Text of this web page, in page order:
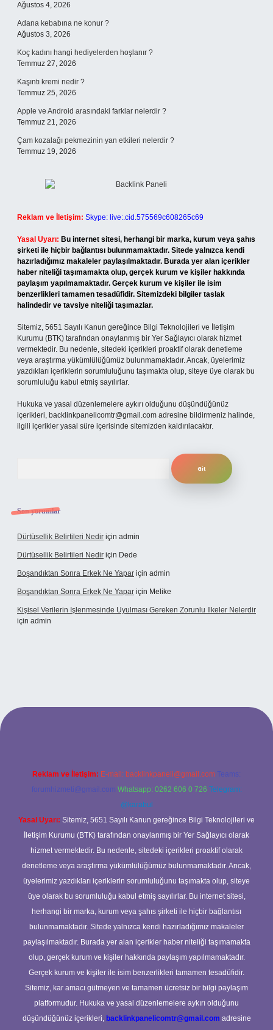
Ağustos 4, 2026
Adana kebabına ne konur ?
Ağustos 3, 2026
Koç kadını hangi hediyelerden hoşlanır ?
Temmuz 27, 2026
Kaşıntı kremi nedir ?
Temmuz 25, 2026
Apple ve Android arasındaki farklar nelerdir ?
Temmuz 21, 2026
Çam kozalağı pekmezinin yan etkileri nelerdir ?
Temmuz 19, 2026
Reklam ve İletişim: Skype: live:.cid.575569c608265c69
Yasal Uyarı: Bu internet sitesi, herhangi bir marka, kurum veya şahıs
şirketi ile hiçbir bağlantısı bulunmamaktadır. Sitede yalnızca kendi
hazırladığımız makaleler paylaşılmaktadır. Burada yer alan içerikler
haber niteliği taşımamakta olup, gerçek kurum ve kişiler hakkında
paylaşım yapılmamaktadır. Gerçek kurum ve kişiler ile isim
benzerlikleri tamamen tesadüfidir. Sitemizdeki bilgiler taslak
halindedir ve tavsiye niteliği taşımazlar.
Sitemiz, 5651 Sayılı Kanun gereğince Bilgi Teknolojileri ve İletişim
Kurumu (BTK) tarafından onaylanmış bir Yer Sağlayıcı olarak hizmet
vermektedir. Bu nedenle, sitedeki içerikleri proaktif olarak denetleme
veya araştırma yükümlülüğümüz bulunmamaktadır. Ancak, üyelerimiz
yazdıkları içeriklerin sorumluluğunu taşımakta olup, siteye üye olarak bu
sorumluluğu kabul etmiş sayılırlar.
Hukuka ve yasal düzenlemelere aykırı olduğunu düşündüğünüz
içerikleri, backlinkpanelicomtr@gmail.com adresine bildirmeniz halinde,
ilgili içerikler yasal süre içerisinde sitemizden kaldırılacaktır.
Son yorumlar
Dürtüsellik Belirtileri Nedir için admin
Dürtüsellik Belirtileri Nedir için Dede
Boşandıktan Sonra Erkek Ne Yapar için admin
Boşandıktan Sonra Erkek Ne Yapar için Melike
Kişisel Verilerin Işlenmesinde Uyulması Gereken Zorunlu Ilkeler Nelerdir
için admin
Reklam ve İletişim: E-mail: backlinkpaneli@gmail.com Teams:
forumhizmeti@gmail.com Whatsapp: 0262 606 0 726 Telegram:
@karabul
Yasal Uyarı: Sitemiz, 5651 Sayılı Kanun gereğince Bilgi Teknolojileri ve
İletişim Kurumu (BTK) tarafından onaylanmış bir Yer Sağlayıcı olarak
hizmet vermektedir. Bu nedenle, sitedeki içerikleri proaktif olarak
denetleme veya araştırma yükümlülüğümüz bulunmamaktadır. Ancak,
üyelerimiz yazdıkları içeriklerin sorumluluğunu taşımakta olup, siteye
üye olarak bu sorumluluğu kabul etmiş sayılırlar. Bu internet sitesi,
herhangi bir marka, kurum veya şahıs şirketi ile hiçbir bağlantısı
bulunmamaktadır. Sitede yalnızca kendi hazırladığımız makaleler
paylaşılmaktadır. Burada yer alan içerikler haber niteliği taşımamakta
olup, gerçek kurum ve kişiler hakkında paylaşım yapılmamaktadır.
Gerçek kurum ve kişiler ile isim benzerlikleri tamamen tesadüfidir.
Sitemiz, kar amacı gütmeyen ve tamamen ücretsiz bir bilgi paylaşım
platformudur. Hukuka ve yasal düzenlemelere aykırı olduğunu
düşündüğünüz içerikleri, backlinkpanelicomtr@gmail.com adresine